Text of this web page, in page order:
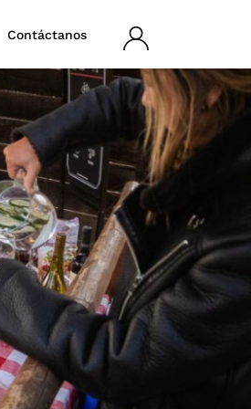
Contáctanos
sesión